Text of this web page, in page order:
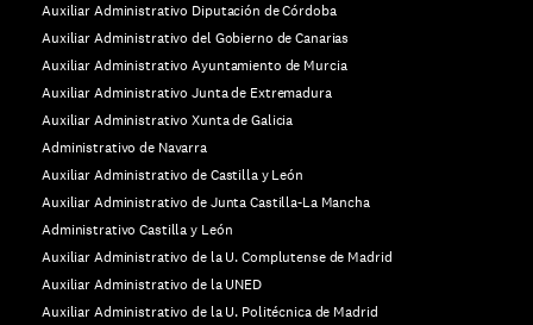
Auxiliar Administrativo Diputación de Córdoba
Auxiliar Administrativo del Gobierno de Canarias
Auxiliar Administrativo Ayuntamiento de Murcia
Auxiliar Administrativo Junta de Extremadura
Auxiliar Administrativo Xunta de Galicia
Administrativo de Navarra
Auxiliar Administrativo de Castilla y León
Auxiliar Administrativo de Junta Castilla-La Mancha
Administrativo Castilla y León
Auxiliar Administrativo de la U. Complutense de Madrid
Auxiliar Administrativo de la UNED
Auxiliar Administrativo de la U. Politécnica de Madrid